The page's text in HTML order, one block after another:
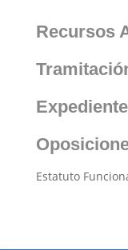
Recursos
Estatuto